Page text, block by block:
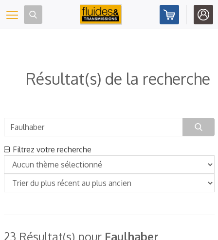
Toggle navigation
Résultat(s) de la recherche
Filtrez votre recherche
23 Résultat(s) pour Faulhaber
Panneau de gestion des cookies